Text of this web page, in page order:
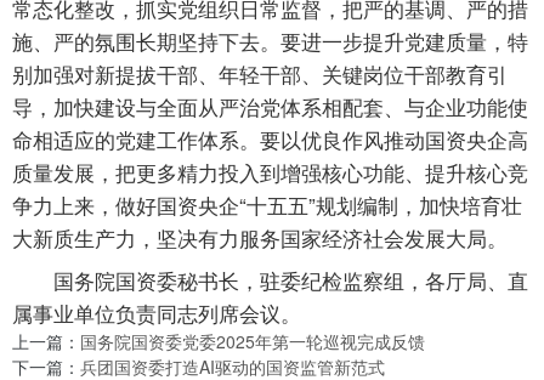
常态化整改，抓实党组织日常监督，把严的基调、严的措
施、严的氛围长期坚持下去。要进一步提升党建质量，特
别加强对新提拔干部、年轻干部、关键岗位干部教育引
导，加快建设与全面从严治党体系相配套、与企业功能使
命相适应的党建工作体系。要以优良作风推动国资央企高
质量发展，把更多精力投入到增强核心功能、提升核心竞
争力上来，做好国资央企“十五五”规划编制，加快培育壮
大新质生产力，坚决有力服务国家经济社会发展大局。
国务院国资委秘书长，驻委纪检监察组，各厅局、直
属事业单位负责同志列席会议。
上一篇： 国务院国资委党委2025年第一轮巡视完成反馈
下一篇： 兵团国资委打造AI驱动的国资监管新范式